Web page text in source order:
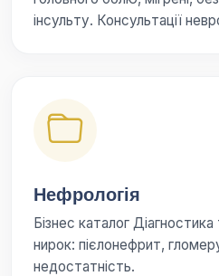
інсульту. Консультації
Нефрологія
Бізнес каталог
нирок: пієлонефрит,
недостатність.